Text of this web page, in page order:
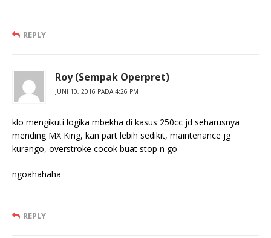
REPLY
Roy (Sempak Operpret)
JUNI 10, 2016 PADA 4:26 PM
klo mengikuti logika mbekha di kasus 250cc jd seharusnya
mending MX King, kan part lebih sedikit, maintenance jg
kurango, overstroke cocok buat stop n go
ngoahahaha
REPLY